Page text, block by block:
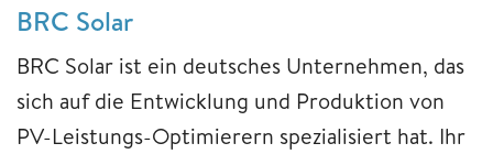
BRC Solar
BRC Solar ist ein deutsches Unternehmen, das
sich auf die Entwicklung und Produktion von
PV-Leistungs-Optimierern spezialisiert hat. Ihr